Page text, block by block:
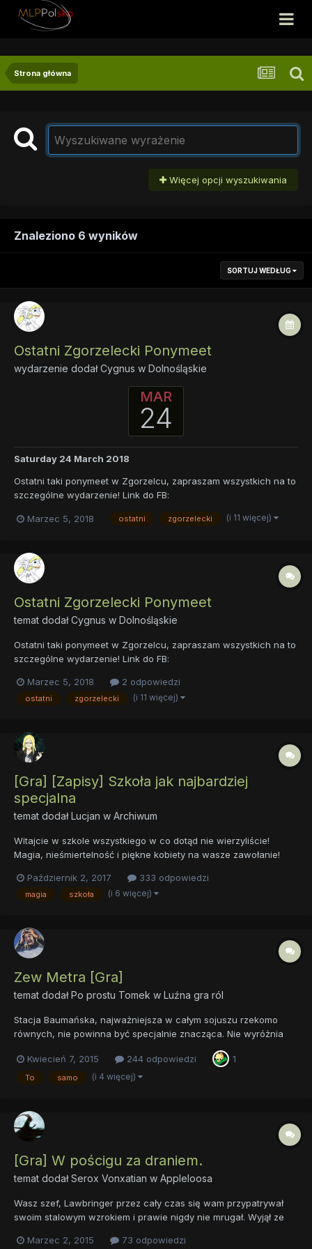
Strona główna
Więcej opcji wyszukiwania
Znaleziono 6 wyników
SORTUJ WEDŁUG
Ostatni Zgorzelecki Ponymeet
wydarzenie dodałCygnus w Dolnośląskie
MAR
24
Saturday 24 March 2018
Ostatni taki ponymeet w Zgorzelcu, zapraszam wszystkich na to
szczególne wydarzenie! Link do FB:
tematu na MLP Polska: https://mlppolska.pl/topic/17289-ostatni-
Marzec 5, 2018 ostatni zgorzelecki (i 11 więcej)
Ostatni Zgorzelecki Ponymeet
temat dodałCygnus w Dolnośląskie
Ostatni taki ponymeet w Zgorzelcu, zapraszam wszystkich na to
szczególne wydarzenie! Link do FB:
Marzec 5, 2018
2 odpowiedzi
ostatni zgorzelecki (i 11 więcej)
[Gra] [Zapisy] Szkoła jak najbardziej
specjalna
temat dodałLucjan w Archiwum
Witajcie w szkole wszystkiego w co dotąd nie wierzyliście!
Magia, nieśmiertelność i piękne kobiety na wasze zawołanie!
zapomnijcie... Ok. A teraz do rzeczy. Witamy w szkole specjalnej
dla osób które posiadają nadprzyrodzone...
Październik 2, 2017 333 odpowiedzi
magia szkoła (i 6 więcej)
Zew Metra [Gra]
temat dodałPo prostu Tomek w Luźna gra ról
Stacja Baumańska, najważniejsza w całym sojuszu rzekomo
równych, nie powinna być specjalnie znacząca. Nie wyróżnia
się zbytnio architekturą, nie jest położona w żadnej wartej
odwiedzenia dzielnicy Moskwy... i pewnie by tak zostało, ale tak
się złożyło, że wybuchła wojna. Tak gdzieś trochę ponad dwad...
Kwiecień 7, 2015 244 odpowiedzi 1
To samo (i 4 więcej)
[Gra] W pościgu za draniem.
temat dodałSerox Vonxatian w Appleloosa
Wasz szef, Lawbringer przez cały czas się wam przypatrywał
swoim stalowym wzrokiem i prawie nigdy nie mrugał. Wyjął ze
ambitnych rekrutów, którzy zapewne mają jakiś potencjał, ale
Marzec 2, 2015 73 odpowiedzi